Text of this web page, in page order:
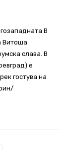
В
Витоша
слава. В
е
гостува на